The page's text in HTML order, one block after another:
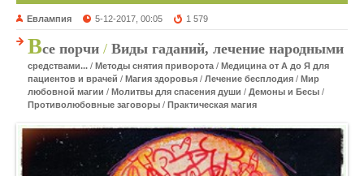
Евлампия 5-12-2017, 00:05 1 579
Все порчи / Виды гаданий, лечение народными
средствами... / Методы снятия приворота / Медицина от А до Я для
пациентов и врачей / Магия здоровья / Лечение бесплодия / Мир
любовной магии / Молитвы для спасения души / Демоны и Бесы /
Противолюбовные заговоры / Практическая магия